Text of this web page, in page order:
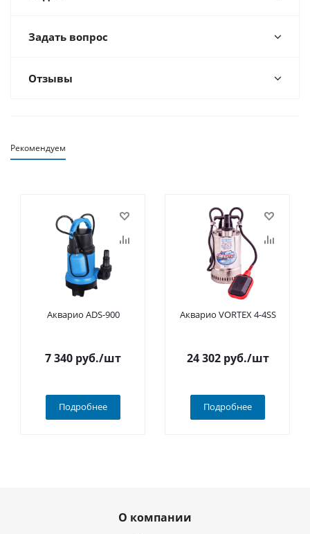
Задать вопрос
Отзывы
Рекомендуем
Акварио ADS-900
7 340 руб./шт
Подробнее
Акварио VORTEX 4-4SS
24 302руб./шт
Подробнее
О компании